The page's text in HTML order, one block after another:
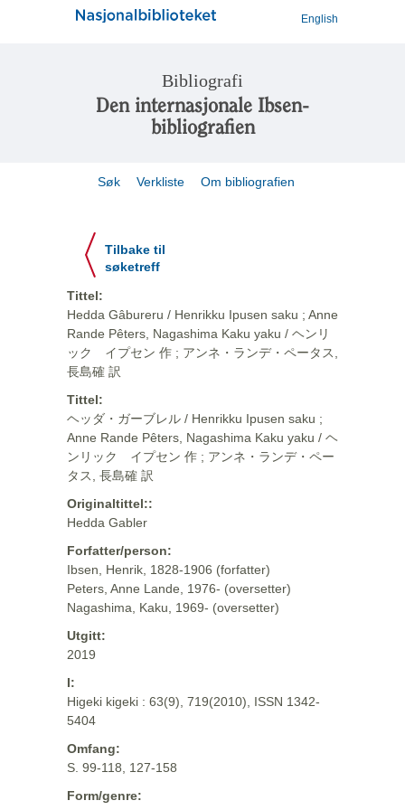
English
Bibliografi
Den internasjonale Ibsen-
bibliografien
Søk Verkliste Om bibliografien
Tilbake til
søketreff
Tittel:
Hedda Gâbureru / Henrikku Ipusen saku ; Anne
Rande Pêters, Nagashima Kaku yaku / ヘンリ
ック イプセン 作 ; アンネ・ランデ・ペータス,
長島確 訳
Tittel:
ヘッダ・ガーブレル / Henrikku Ipusen saku ;
Anne Rande Pêters, Nagashima Kaku yaku / ヘ
ンリック イプセン 作 ; アンネ・ランデ・ペー
タス, 長島確 訳
Originaltittel::
Hedda Gabler
Forfatter/person:
Ibsen, Henrik, 1828-1906 (forfatter)
Peters, Anne Lande, 1976- (oversetter)
Nagashima, Kaku, 1969- (oversetter)
Utgitt:
2019
I:
Higeki kigeki : 63(9), 719(2010), ISSN 1342-
5404
Omfang:
S. 99-118, 127-158
Form/genre: